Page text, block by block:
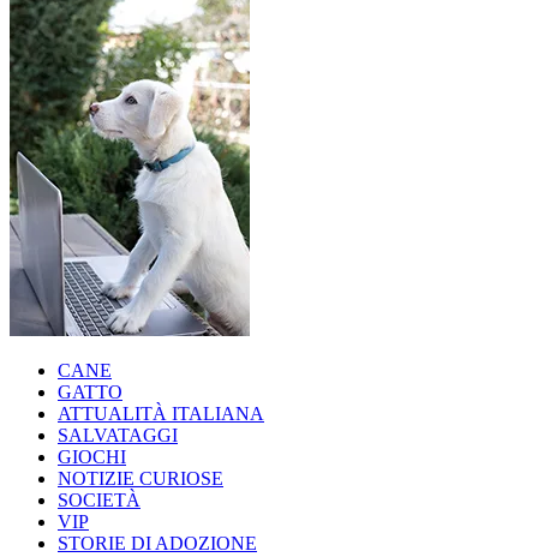
CANE
GATTO
ATTUALITÀ ITALIANA
SALVATAGGI
GIOCHI
NOTIZIE CURIOSE
SOCIETÀ
VIP
STORIE DI ADOZIONE